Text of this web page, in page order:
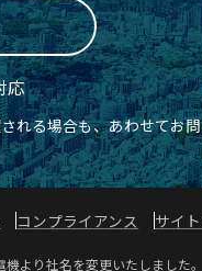
応
れる場合も、あわせてお
コンプライアンス サイ
より社名を変更いたしました。